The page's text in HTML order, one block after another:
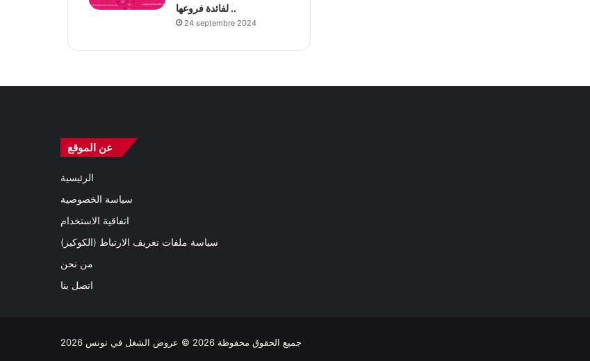
لفائدة فروعها ..
24 septembre 2024
عن الموقع
الرئيسية
سياسة الخصوصية
اتفاقية الاستخدام
سياسة ملفات تعريف الارتباط (الكوكيز)
من نحن
اتصل بنا
جميع الحقوق محفوظة 2026 © عروض الشغل في تونس 2026